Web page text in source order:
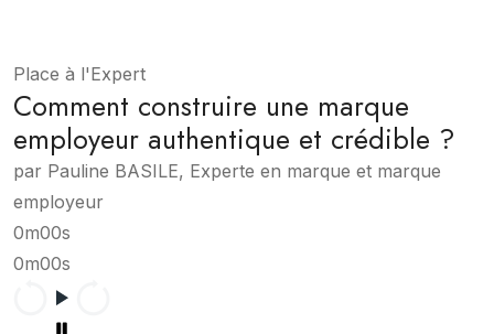
Place à l'Expert
Comment construire une marque
employeur authentique et crédible ?
par Pauline BASILE, Experte en marque et marque
employeur
0m00s
0m00s